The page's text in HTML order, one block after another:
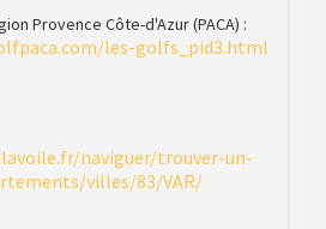
Provence Côte-d'Azur (PACA) :
les-golfs_pid3.html
naviguer/trouver-un-
villes/83/VAR/